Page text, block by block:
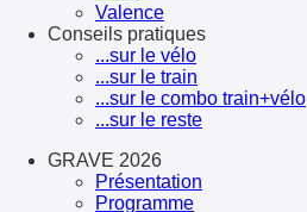
Valence
Conseils pratiques
...sur le vélo
...sur le train
...sur le combo train+vélo
...sur le reste
GRAVE 2026
Présentation
Programme